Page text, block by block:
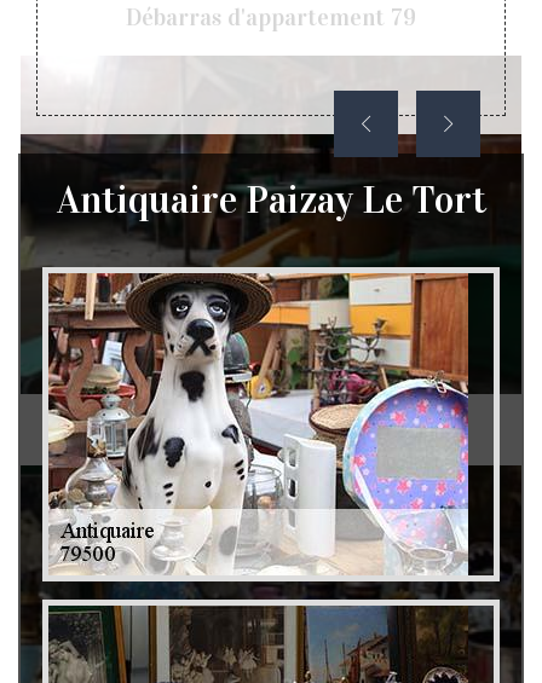
Débarras d'appartement 79
Débarras de grenier et cave 79
Antiquaire Paizay Le Tort